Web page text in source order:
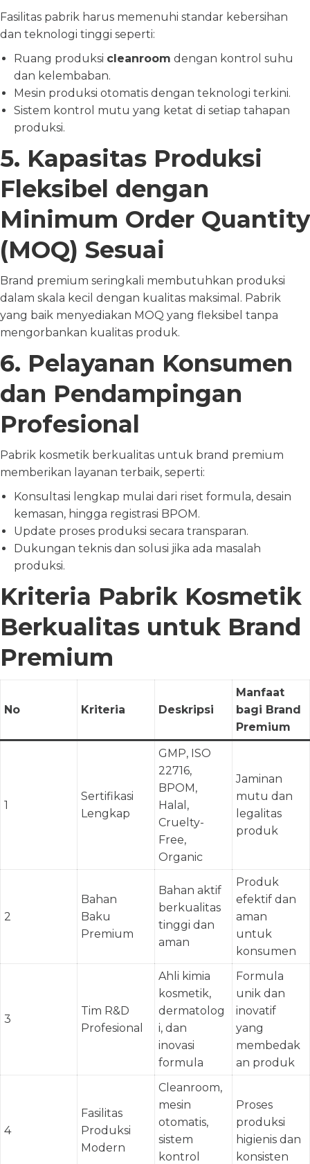
Fasilitas pabrik harus memenuhi standar kebersihan
dan teknologi tinggi seperti:
Ruang produksi cleanroom dengan kontrol suhu
dan kelembaban.
Mesin produksi otomatis dengan teknologi terkini.
Sistem kontrol mutu yang ketat di setiap tahapan
produksi.
5. Kapasitas Produksi
Fleksibel dengan
Minimum Order Quantity
(MOQ) Sesuai
Brand premium seringkali membutuhkan produksi
dalam skala kecil dengan kualitas maksimal. Pabrik
yang baik menyediakan MOQ yang fleksibel tanpa
mengorbankan kualitas produk.
6. Pelayanan Konsumen
dan Pendampingan
Profesional
Pabrik kosmetik berkualitas untuk brand premium
memberikan layanan terbaik, seperti:
Konsultasi lengkap mulai dari riset formula, desain
kemasan, hingga registrasi BPOM.
Update proses produksi secara transparan.
Dukungan teknis dan solusi jika ada masalah
produksi.
Kriteria Pabrik Kosmetik
Berkualitas untuk Brand
Premium
No Kriteria Deskripsi
Manfaat
bagi Brand
Premium
1
Sertifikasi
Lengkap
GMP, ISO
22716,
BPOM,
Halal,
Cruelty-
Free,
Organic
Jaminan
mutu dan
legalitas
produk
2
Bahan
Baku
Premium
Bahan aktif
berkualitas
tinggi dan
aman
Produk
efektif dan
aman
untuk
konsumen
3
Tim R&D
Profesional
Ahli kimia
kosmetik,
dermatolog
i, dan
inovasi
formula
Formula
unik dan
inovatif
yang
membedak
an produk
4
Fasilitas
Produksi
Modern
Cleanroom,
mesin
otomatis,
sistem
kontrol
Proses
produksi
higienis dan
konsisten